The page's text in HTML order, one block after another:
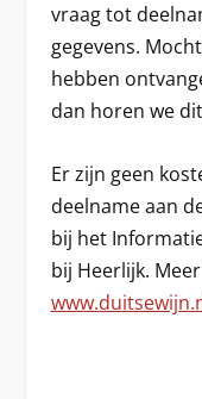
vraag tot
gegevens.
hebben
dan horen we
Er zijn geen
deelname aan
bij het
bij Heerlijk.